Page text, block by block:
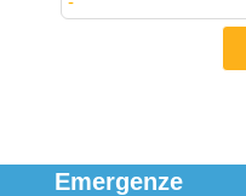
Emergenze